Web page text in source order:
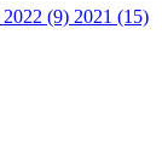
2022 (9) 2021 (15)